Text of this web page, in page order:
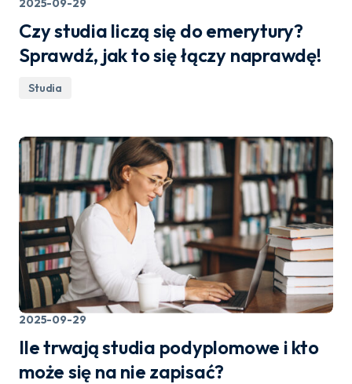
2025-09-29
Czy studia liczą się do emerytury?
Sprawdź, jak to się łączy naprawdę!
Studia
2025-09-29
Ile trwają studia podyplomowe i kto
może się na nie zapisać?